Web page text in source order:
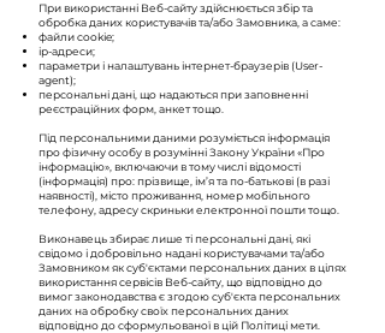
При використанні Веб-сайту здійснюється збір та
обробка даних користувачів та/або Замовника, а саме:
файли cookie;
ір-адреси;
параметри і налаштувань інтернет-браузерів (User-
agent);
персональні дані, що надаються при заповненні
реєстраційних форм, анкет тощо.
Під персональними даними розуміється інформація
про фізичну особу в розумінні Закону України «Про
інформацію», включаючи в тому числі відомості
(інформація) про: прізвище, ім’я та по-батькові (в разі
наявності), місто проживання, номер мобільного
телефону, адресу скриньки електронної пошти тощо.
Виконавець збирає лише ті персональні дані, які
свідомо і добровільно надані користувачами та/або
Замовником як суб'єктами персональних даних в цілях
використання сервісів Веб-сайту, що відповідно до
вимог законодавства є згодою суб'єкта персональних
даних на обробку своїх персональних даних
відповідно до сформульованої в цій Політиці мети.